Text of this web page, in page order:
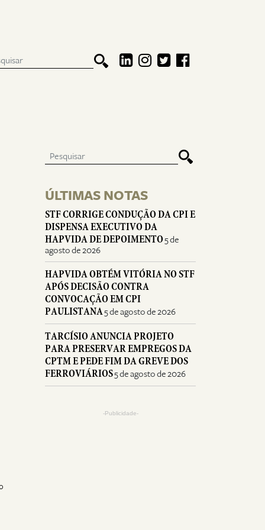
ÚLTIMAS NOTAS
STF CORRIGE CONDUÇÃO DA CPI E
DISPENSA EXECUTIVO DA
HAPVIDA DE DEPOIMENTO5 de
agosto de 2026
HAPVIDA OBTÉM VITÓRIA NO STF
APÓS DECISÃO CONTRA
CONVOCAÇÃO EM CPI
PAULISTANA5 de agosto de 2026
TARCÍSIO ANUNCIA PROJETO
PARA PRESERVAR EMPREGOS DA
CPTM E PEDE FIM DA GREVE DOS
FERROVIÁRIOS5 de agosto de 2026
-Publicidade-